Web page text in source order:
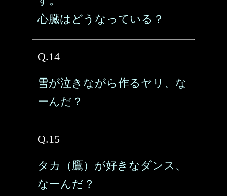
心臓はどうなっている？
Q.14
雪が泣きながら作るヤリ、な
ーんだ？
Q.15
タカ（鷹）が好きなダンス、
なーんだ？